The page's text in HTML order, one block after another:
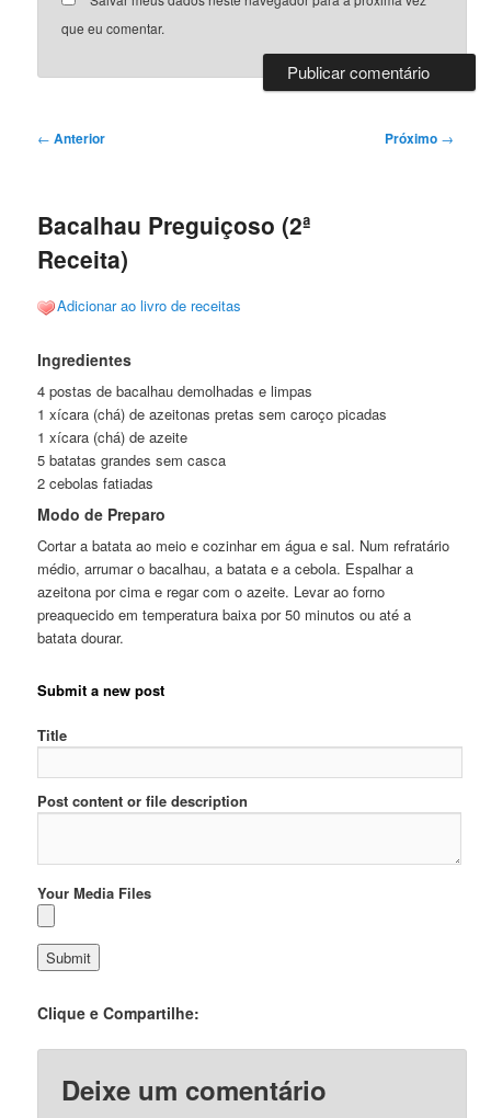
que eu comentar.
Navegação
← Anterior Próximo →
Bacalhau Preguiçoso (2ª
Receita)
Adicionar ao livro de receitas
Ingredientes
4 postas de bacalhau demolhadas e limpas
1 xícara (chá) de azeitonas pretas sem caroço picadas
1 xícara (chá) de azeite
5 batatas grandes sem casca
2 cebolas fatiadas
Modo de Preparo
Cortar a batata ao meio e cozinhar em água e sal. Num refratário
médio, arrumar o bacalhau, a batata e a cebola. Espalhar a
azeitona por cima e regar com o azeite. Levar ao forno
preaquecido em temperatura baixa por 50 minutos ou até a
batata dourar.
Submit a new post
Title
Post content or file description
Your Media Files
Clique e Compartilhe:
Deixe um comentário